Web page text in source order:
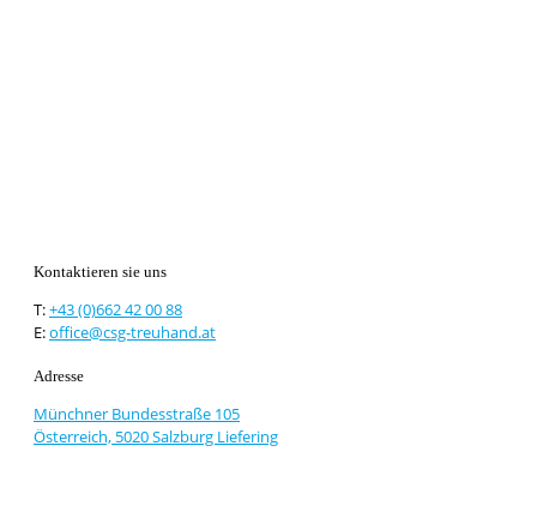
Kontaktieren sie uns
T:+43 (0)662 42 00 88
E:office@csg-treuhand.at
Adresse
Münchner Bundesstraße 105
Österreich, 5020 Salzburg Liefering